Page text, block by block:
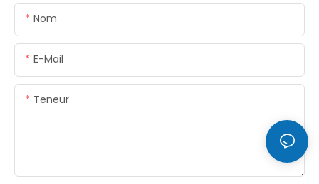
Nom
E-Mail
Teneur